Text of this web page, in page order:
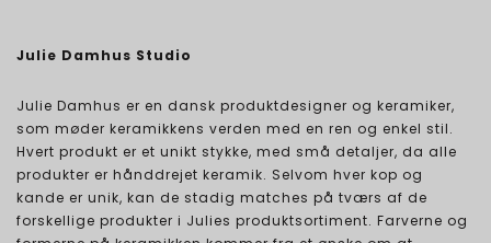
Julie Damhus Studio
Julie Damhus er en dansk produktdesigner og keramiker,
som møder keramikkens verden med en ren og enkel stil.
Hvert produkt er et unikt stykke, med små detaljer, da alle
produkter er hånddrejet keramik. Selvom hver kop og
kande er unik, kan de stadig matches på tværs af de
forskellige produkter i Julies produktsortiment. Farverne og